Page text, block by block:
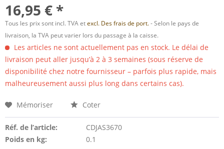
16,95 € *
Tous les prix sont incl. TVA etexcl. Des frais de port.- Selon le pays de
livraison, la TVA peut varier lors du passage à la caisse.
Les articles ne sont actuellement pas en stock. Le délai de
livraison peut aller jusqu’à 2 à 3 semaines (sous réserve de
disponibilité chez notre fournisseur – parfois plus rapide, mais
malheureusement aussi plus long dans certains cas).
Mémoriser Coter
Réf. de l’article:
CDJAS3670
Poids en kg:
0.1